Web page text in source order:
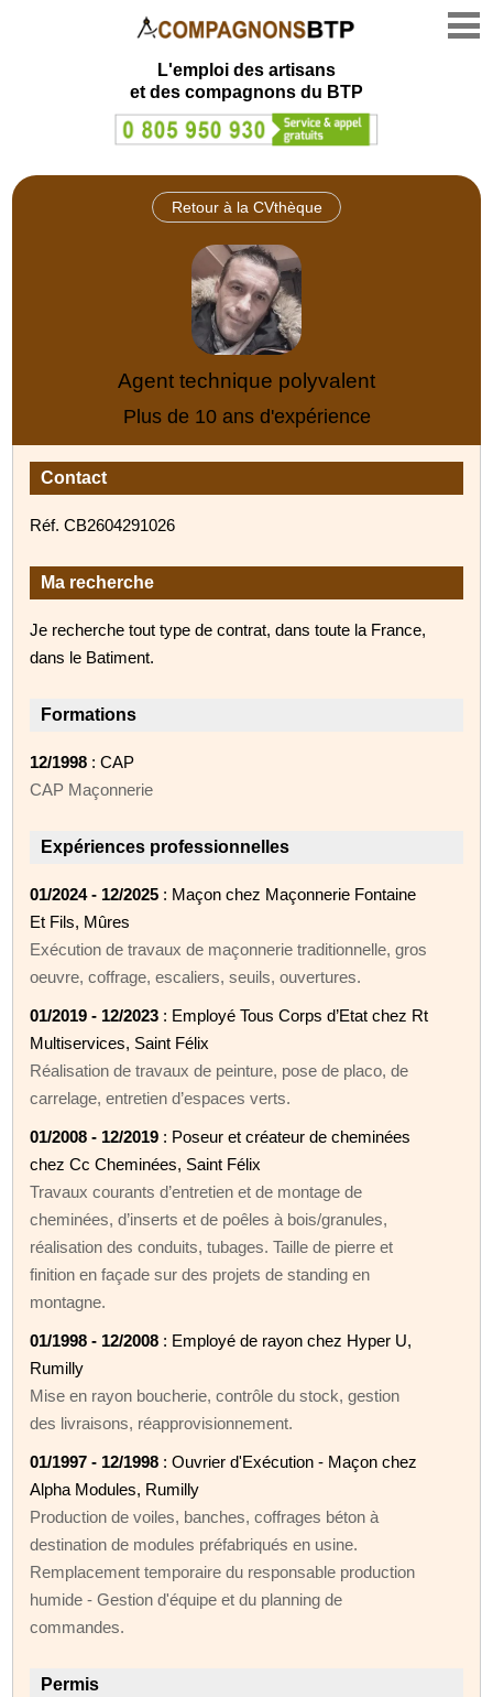
L'emploi des artisans
et des compagnons du BTP
Retour à la CVthèque
Agent technique polyvalent
Plus de 10 ans d'expérience
Contact
Réf. CB2604291026
Ma recherche
Je recherche tout type de contrat, dans toute la France,
dans le Batiment.
Formations
12/1998 : CAP
CAP Maçonnerie
Expériences professionnelles
01/2024 - 12/2025 : Maçon chez Maçonnerie Fontaine
Et Fils, Mûres
Exécution de travaux de maçonnerie traditionnelle, gros
oeuvre, coffrage, escaliers, seuils, ouvertures.
01/2019 - 12/2023 : Employé Tous Corps d’Etat chez Rt
Multiservices, Saint Félix
Réalisation de travaux de peinture, pose de placo, de
carrelage, entretien d’espaces verts.
01/2008 - 12/2019 : Poseur et créateur de cheminées
chez Cc Cheminées, Saint Félix
Travaux courants d’entretien et de montage de
cheminées, d’inserts et de poêles à bois/granules,
réalisation des conduits, tubages. Taille de pierre et
finition en façade sur des projets de standing en
montagne.
01/1998 - 12/2008 : Employé de rayon chez Hyper U,
Rumilly
Mise en rayon boucherie, contrôle du stock, gestion
des livraisons, réapprovisionnement.
01/1997 - 12/1998 : Ouvrier d'Exécution - Maçon chez
Alpha Modules, Rumilly
Production de voiles, banches, coffrages béton à
destination de modules préfabriqués en usine.
Remplacement temporaire du responsable production
humide - Gestion d'équipe et du planning de
commandes.
Permis